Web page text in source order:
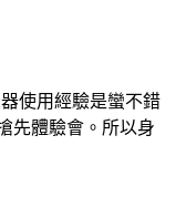
使用經驗是蠻不錯
先體驗會。所以身